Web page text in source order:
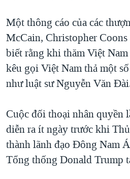
Một thông cáo của các
McCain, Christopher Coons
biết rằng khi thăm Việt
kêu gọi Việt Nam thả một
như luật sư Nguyễn Văn
Cuộc đối thoại nhân quyền
diễn ra ít ngày trước khi
thành lãnh đạo Đông Nam
Tổng thống Donald Trump